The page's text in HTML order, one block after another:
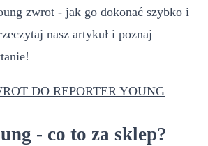
zwrot - jak go dokonać szybko i
nasz artykuł i poznaj
DO REPORTER YOUNG
- co to za sklep?